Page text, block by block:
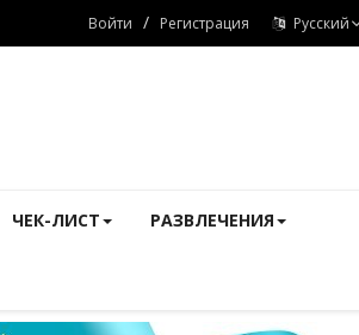
Войти / Регистрация Русский
ЧЕК-ЛИСТ РАЗВЛЕЧЕНИЯ